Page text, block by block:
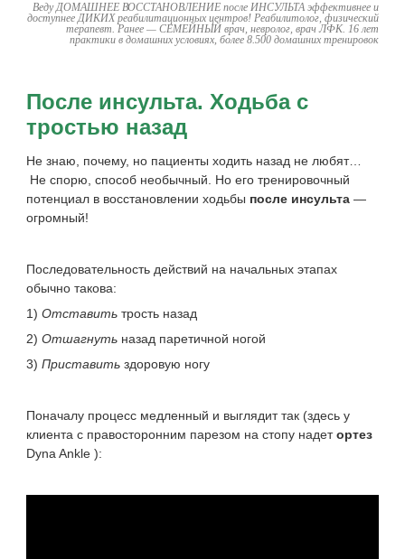
Веду ДОМАШНЕЕ ВОССТАНОВЛЕНИЕ после ИНСУЛЬТА эффективнее и
доступнее ДИКИХ реабилитационных центров! Реабилитолог, физический
терапевт. Ранее — СЕМЕЙНЫЙ врач, невролог, врач ЛФК. 16 лет
практики в домашних условиях, более 8.500 домашних тренировок
После инсульта. Ходьба с
тростью назад
Не знаю, почему, но пациенты ходить назад не любят…
Не спорю, способ необычный. Но его тренировочный
потенциал в восстановлении ходьбы после инсульта—
огромный!
Последовательность действий на начальных этапах
обычно такова:
1) Отставить трость назад
2) Отшагнутьназад паретичной ногой
3) Приставитьздоровую ногу
Поначалу процесс медленный и выглядит так (здесь у
клиента c правосторонним парезом на стопу надетортез
Dyna Ankle ):